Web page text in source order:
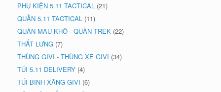
PHỤ KIỆN 5.11 TACTICAL (21)
QUẦN 5.11 TACTICAL (11)
QUẦN MAU KHÔ - QUẦN TREK (22)
THẮT LƯNG (7)
THÙNG GIVI - THÙNG XE GIVI (34)
TÚI 5.11 DELIVERY (4)
TÚI BÌNH XĂNG GIVI (6)